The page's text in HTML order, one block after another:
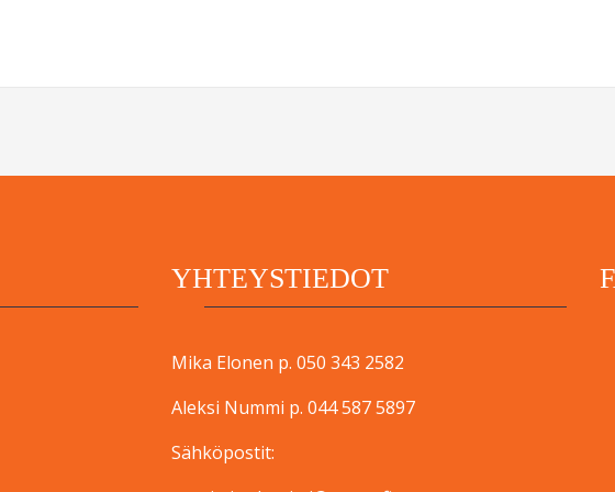
YHTEYSTIEDOT
Mika Elonen p. 050 343 2582
Aleksi Nummi p. 044 587 5897
Sähköpostit: